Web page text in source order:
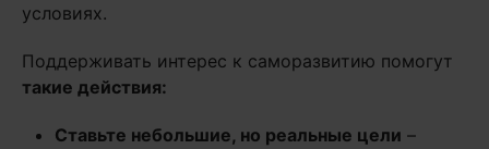
условиях.
Поддерживать интерес к саморазвитию помогут
такие действия:
Ставьте небольшие, но реальные цели –